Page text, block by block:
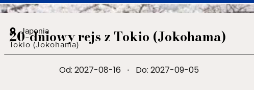
Japonia
20-dniowy rejs z Tokio (Jokohama)
Tokio (Jokohama)
Od: 2027-08-16 · Do: 2027-09-05